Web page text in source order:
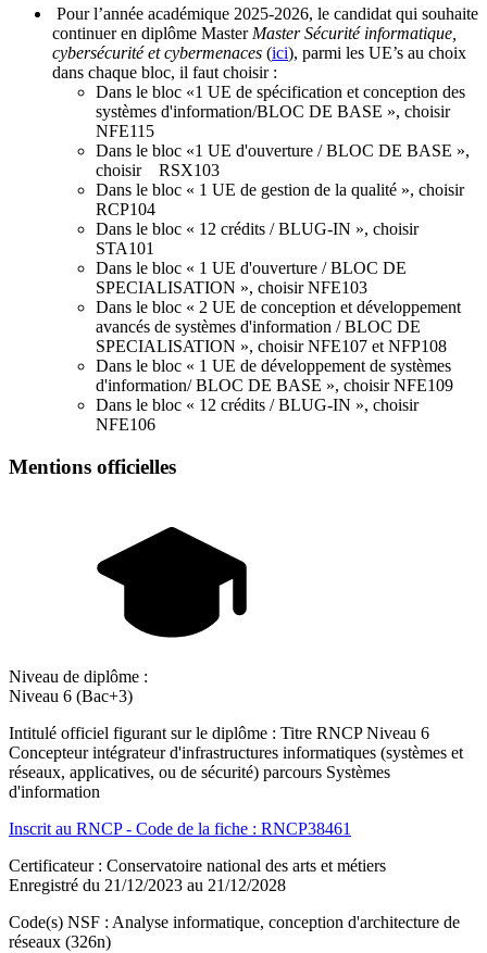
Pour l’année académique 2025-2026, le candidat qui souhaite
continuer en diplôme Master Master Sécurité informatique,
cybersécurité et cybermenaces (ici), parmi les UE’s au choix
dans chaque bloc, il faut choisir :
Dans le bloc «1 UE de spécification et conception des
systèmes d'information/BLOC DE BASE », choisir
NFE115
Dans le bloc «1 UE d'ouverture / BLOC DE BASE »,
choisir RSX103
Dans le bloc « 1 UE de gestion de la qualité », choisir
RCP104
Dans le bloc « 12 crédits / BLUG-IN », choisir
STA101
Dans le bloc « 1 UE d'ouverture / BLOC DE
SPECIALISATION », choisir NFE103
Dans le bloc « 2 UE de conception et développement
avancés de systèmes d'information / BLOC DE
SPECIALISATION », choisir NFE107 et NFP108
Dans le bloc « 1 UE de développement de systèmes
d'information/ BLOC DE BASE », choisir NFE109
Dans le bloc « 12 crédits / BLUG-IN », choisir
NFE106
Mentions officielles
Niveau de diplôme :
Niveau 6 (Bac+3)
Intitulé officiel figurant sur le diplôme : Titre RNCP Niveau 6
Concepteur intégrateur d'infrastructures informatiques (systèmes et
réseaux, applicatives, ou de sécurité) parcours Systèmes
d'information
Inscrit au RNCP - Code de la fiche : RNCP38461
Certificateur : Conservatoire national des arts et métiers
Enregistré du 21/12/2023 au 21/12/2028
Code(s) NSF : Analyse informatique, conception d'architecture de
réseaux (326n)